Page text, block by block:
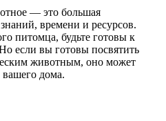
— это большая
времени и ресурсов.
питомца, будьте готовы к
если вы готовы посвятить
животным, оно может
дома.